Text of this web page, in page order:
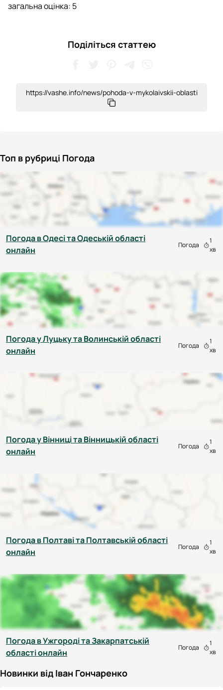
загальна оцінка: 5
Поділіться статтею
https://vashe.info/news/pohoda-v-mykolaivskii-oblasti
Топ в рубриці Погода
Погода в Одесі та Одеській області
онлайн
Погода
1
хв
Погода у Луцьку та Волинській області
онлайн
Погода
1
хв
Погода у Вінниці та Вінницькій області
онлайн
Погода
1
хв
Погода в Полтаві та Полтавській області
онлайн
Погода
1
хв
Погода в Ужгороді та Закарпатській
області онлайн
Погода
1
хв
Новинки від Іван Гончаренко